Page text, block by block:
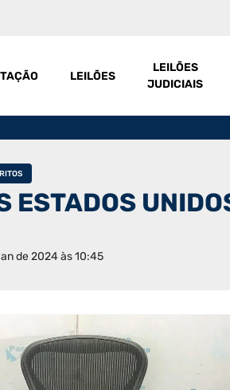
LEILÕES
LEILÕES
JUDICIAIS
ESTADOS
de 2024 às 10:45